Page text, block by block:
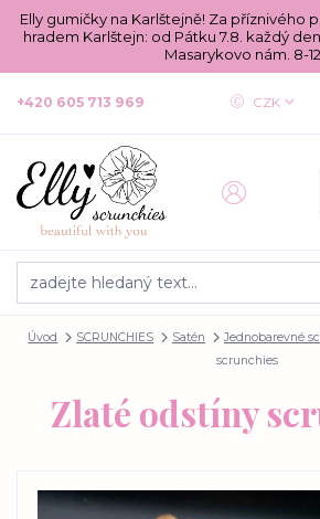
Elly gumičky na Karlštejně! Za příznivého
hradem Karlštejn: od Pátku 7.8. každý den
Masarykovo nám. 8-
CZK
+420 605 713 969
Úvod SCRUNCHIES Satén Jednobarevné
scrunchies
Zlaté odstíny